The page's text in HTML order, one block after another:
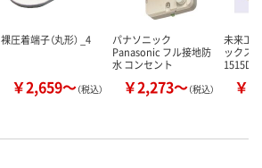
裸圧着端子（丸形） _4
￥2,659～（税込）
パナソニック
Panasonic フル接地防
水 コンセント
￥2,273～（税込）
未来工
ックス（
1515D
￥